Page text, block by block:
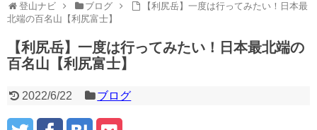
登山ナビ ブログ
【利尻岳】一度は行ってみたい！日本最
北端の百名山【利尻富士】
【利尻岳】一度は行ってみたい！日本最北端の
百名山【利尻富士】
2022/6/22 ブログ